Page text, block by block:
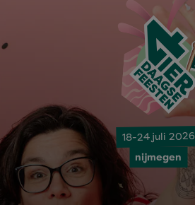
18-24 juli 2026
nijmegen